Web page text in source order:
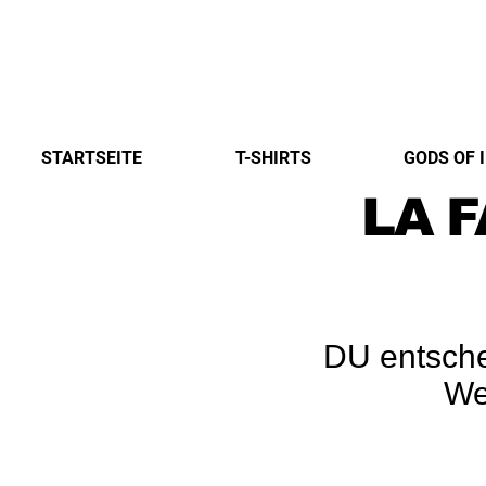
STARTSEITE T-SHIRTS GODS OF
LA
DU